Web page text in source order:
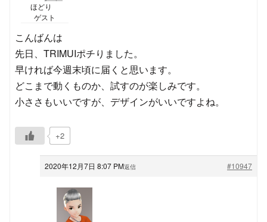
ほどり
ゲスト
こんばんは
先日、TRIMUIポチりました。
早ければ今週末頃に届くと思います。
どこまで動くものか、試すのが楽しみです。
小ささもいいですが、デザインがいいですよね。
+2
2020年12月7日 8:07 PM #10947
返信